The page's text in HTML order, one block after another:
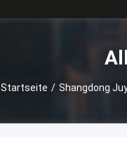
Startseite / Shangdong